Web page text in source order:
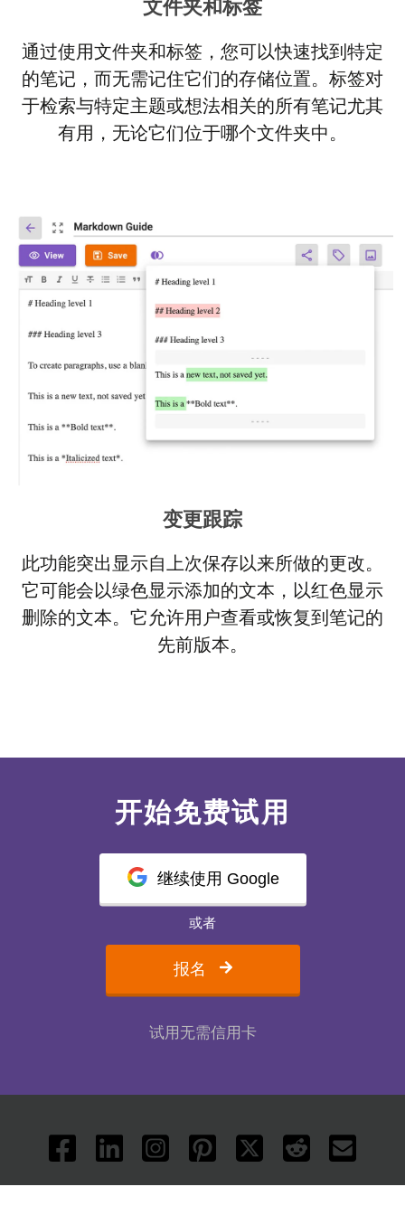
文件夹和标签
通过使用文件夹和标签，您可以快速找到特定
的笔记，而无需记住它们的存储位置。标签对
于检索与特定主题或想法相关的所有笔记尤其
有用，无论它们位于哪个文件夹中。
变更跟踪
此功能突出显示自上次保存以来所做的更改。
它可能会以绿色显示添加的文本，以红色显示
删除的文本。它允许用户查看或恢复到笔记的
先前版本。
开始免费试用
继续使用 Google
或者
报名
试用无需信用卡